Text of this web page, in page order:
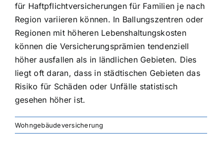
für Haftpflichtversicherungen für Familien je nach
Region variieren können. In Ballungszentren oder
Regionen mit höheren Lebenshaltungskosten
können die Versicherungsprämien tendenziell
höher ausfallen als in ländlichen Gebieten. Dies
liegt oft daran, dass in städtischen Gebieten das
Risiko für Schäden oder Unfälle statistisch
gesehen höher ist.
Wohngebäudeversicherung